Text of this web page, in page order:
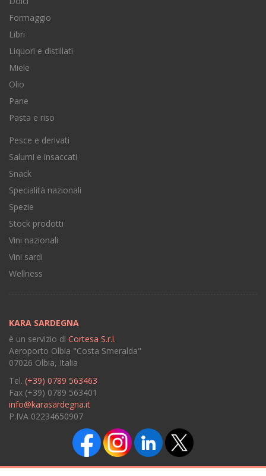
Formaggio
Libri
Liquori e distillati
Miele
Olio
Pane
Pasta e riso
Pesce e derivati
Salumi e insaccati
Snack
Specialità nazionali
Spezie
Stock prodotti
Vini nazionali
Vini sardi
Wellness
KARA SARDEGNA
è un servizio di Cortesa S.r.l.
Aeroporto Olbia "Costa Smeralda"
07026 Olbia, Italia
Tel. (+39) 0789 563463
Fax (+39) 0789 563401
info@karasardegna.it
P.IVA 02234650907